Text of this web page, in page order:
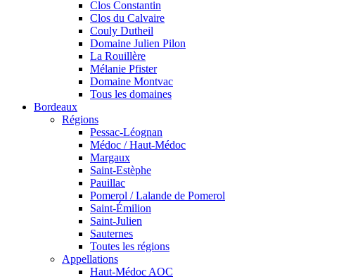
Clos Constantin
Clos du Calvaire
Couly Dutheil
Domaine Julien Pilon
La Rouillère
Mélanie Pfister
Domaine Montvac
Tous les domaines
Bordeaux
Régions
Pessac-Léognan
Médoc / Haut-Médoc
Margaux
Saint-Estèphe
Pauillac
Pomerol / Lalande de Pomerol
Saint-Émilion
Saint-Julien
Sauternes
Toutes les régions
Appellations
Haut-Médoc AOC